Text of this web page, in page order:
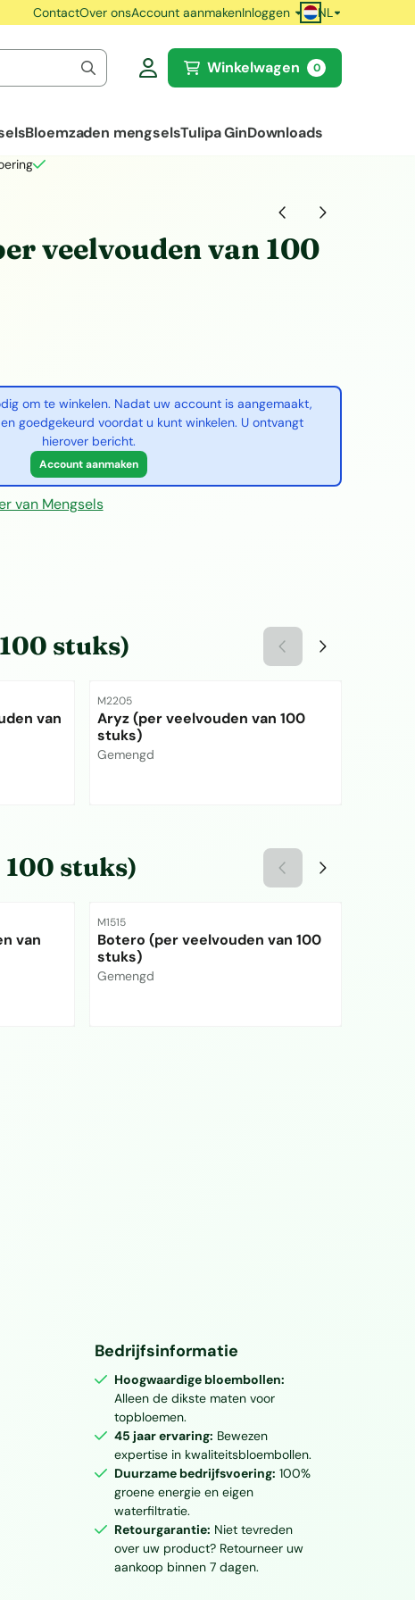
ContactOver onsAccount aanmakenInloggen NL
Winkelwagen 0
Bloemzaden mengselsTulipa GinDownloads
veelvouden van 100
om te winkelen. Nadat uw account is aangemaakt,
goedgekeurd voordat u kunt winkelen. U ontvangt
hierover bericht.
Account aanmaken
van Mengsels
stuks)
van
Artikelnummer
M2205
Aryz (per veelvouden van 100
stuks)
Merk:
Gemengd
100 stuks)
van
Artikelnummer
M1515
Botero (per veelvouden van 100
stuks)
Merk:
Gemengd
Bedrijfsinformatie
Hoogwaardige bloembollen:
Alleen de dikste maten voor
topbloemen.
45 jaar ervaring: Bewezen
expertise in kwaliteitsbloembollen.
Duurzame bedrijfsvoering: 100%
groene energie en eigen
waterfiltratie.
Retourgarantie: Niet tevreden
over uw product? Retourneer uw
aankoop binnen 7 dagen.